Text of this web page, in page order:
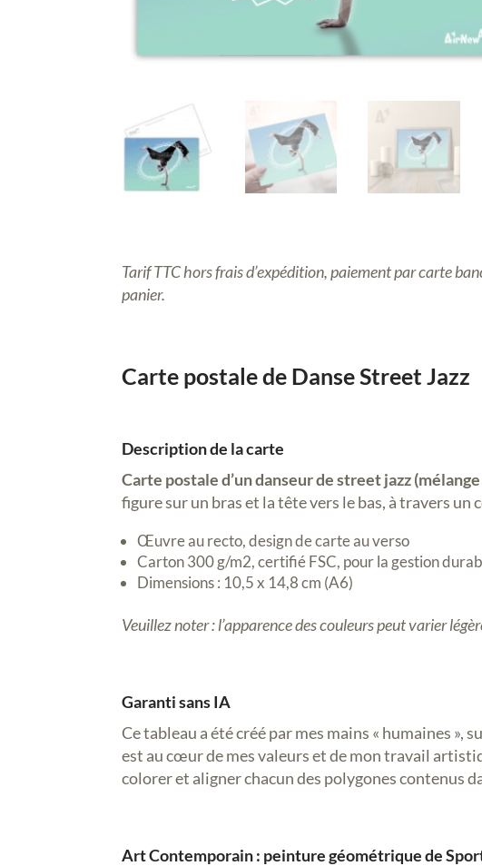
Tarif TTC hors frais d’expédition, paiement par carte
panier.
Carte postale de Danse Street Jazz
Description de la carte
Carte postale d’un danseur de street jazz
figure sur un bras et la tête vers le bas, à travers
Œuvre au recto, design de carte au verso
Carton 300 g/m2, certifié FSC, pour la gestion
Dimensions : 10,5 x 14,8 cm (A6)
Veuillez noter : l’apparence des couleurs peut varier
Garanti sans IA
Ce tableau a été créé par mes mains « humaines »,
est au cœur de mes valeurs et de mon travail
colorer et aligner chacun des polygones contenus
Art Contemporain : peinture géométrique de